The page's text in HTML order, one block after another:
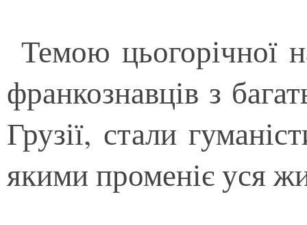
Темою цьогорічної
франкознавців з
Грузії, стали
якими променіє уся